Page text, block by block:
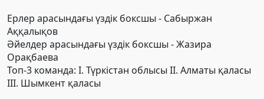
Ерлер арасындағы үздік боксшы - Сабыржан
Аққалықов
Әйелдер арасындағы үздік боксшы - Жазира
Орақбаева
Топ-3 команда: І. Түркістан облысы ІІ. Алматы қаласы
ІІІ. Шымкент қаласы